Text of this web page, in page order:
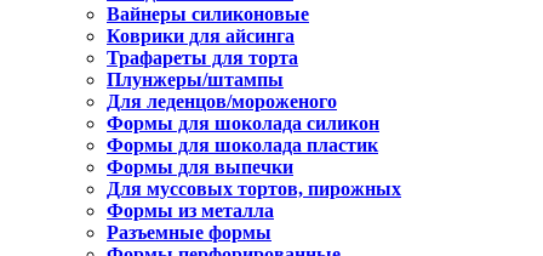
Вайнеры силиконовые
Коврики для айсинга
Трафареты для торта
Плунжеры/штампы
Для леденцов/мороженого
Формы для шоколада силикон
Формы для шоколада пластик
Формы для выпечки
Для муссовых тортов, пирожных
Формы из металла
Разъемные формы